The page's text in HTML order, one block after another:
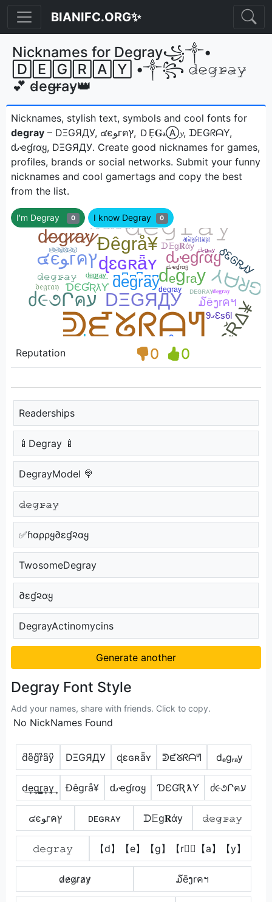
BIANIFC.ORG✨
Nicknames for Degray꧁༒•
🄳🄴🄶🅁🄰🅈 •༒꧂ 𝚍̷𝚎̷𝚐̷𝚛̷̴𝚊̷𝚢̷
💕 d̴e̴g̴r̴̶a̴y̴👑
Nicknames, stylish text, symbols and cool fonts for
degray – DΞGЯДУ, ๔єﻮгคץ, ＤẸ𝐆𝓇Ⓐ𝔂, ᗪEGᖇᗩY,
ԃҽɠɾαყ, DΞGЯДУㅤ. Create good nicknames for games,
profiles, brands or social networks. Submit your funny
nicknames and cool gamertags and copy the best
from the list.
I'm Degray 0 I know Degray 0
Reputation 0 0
Readerships
🍼Degray 🍼
DegrayModel 🍭
𝚍̷𝚎̷𝚐̷𝚛̷̴𝚊̷𝚢̷
✅ɦαρρყ∂εɠ૨αყ
TwosomeDegray
∂εɠ૨αყ
DegrayActinomycins
Generate another
Degray Font Style
Add your names, share with friends. Click to copy.
No NickNames Found
d͆e͆g͆r͆a͆y͆ DΞGЯДУ ɖɛɢʀǟʏ ᕲᘿᘜᖇᗩᖻ dₑgᵣₐy
d͢e͢g͢r̳͢a͢y͢ Ðêgrå¥ ԃҽɠɾαყ ƊЄƓƦƛƳ ძ૯૭Րคע
๔єﻮгคץ ᴅᴇɢʀᴀʏ ᗪ𝔼g𝐑άу 𝚍̷𝚎̷𝚐̷𝚛̷̴𝚊̷𝚢̷
𝚍𝚎𝚐𝚛𝚊𝚢 【d】【e】【g】【r】⃣【a】【y】
d̷e̷g̷r̷a̷y̷ ໓ēງrคฯ